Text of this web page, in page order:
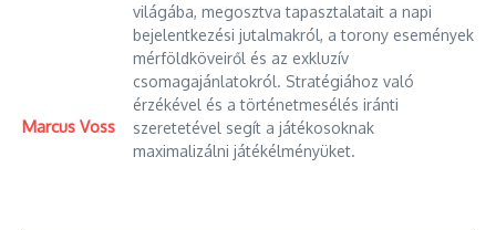
Marcus Voss
világába, megosztva tapasztalatait a napi
bejelentkezési jutalmakról, a torony események
mérföldköveiről és az exkluzív
csomagajánlatokról. Stratégiához való
érzékével és a történetmesélés iránti
szeretetével segít a játékosoknak
maximalizálni játékélményüket.